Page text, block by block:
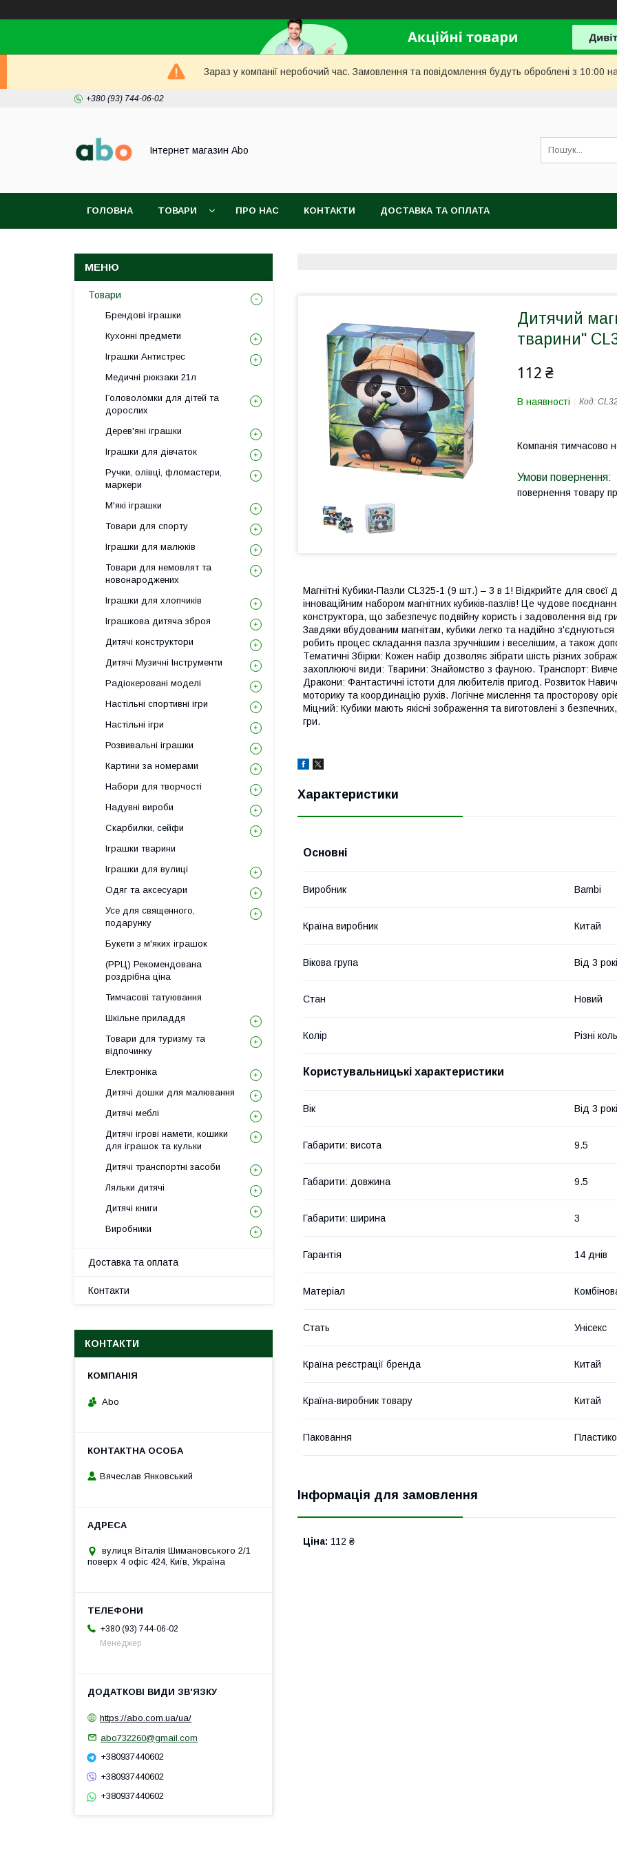
Зараз у компанії неробочий час. Замовлення та повідомлення будуть оброблені з 10:00
+380 (93) 744-06-02
Інтернет магазин Abo
ГОЛОВНА ТОВАРИ ПРО НАС КОНТАКТИ ДОСТАВКА ТА ОПЛАТА
Дитячий
тварини"
112 ₴
В наявності Код:
Компанія тимчасово
повернення товару
Магнітні Кубики-Пазли CL325-1 (9 шт.) – 3 в 1! Відкрийте для своєї
інноваційним набором магнітних кубиків-пазлів! Це чудове
конструктора, що забезпечує подвійну користь і задоволення від
Завдяки вбудованим магнітам, кубики легко та надійно
робить процес складання пазла зручнішим і веселішим, а також
Тематичні Збірки: Кожен набір дозволяє зібрати шість різних
захоплюючі види: Тварини: Знайомство з фауною. Транспорт:
Дракони: Фантастичні істоти для любителів пригод. Розвиток
моторику та координацію рухів. Логічне мислення та просторову
Міцний: Кубики мають якісні зображення та виготовлені з
гри.
Характеристики
Основні
Виробник Bambi
Країна виробник Китай
Вікова група Від 3
Стан Новий
Колір Різні
Користувальницькі характеристики
Вік Від 3
Габарити: висота 9.5
Габарити: довжина 9.5
Габарити: ширина 3
Гарантія 14 днів
Матеріал
Стать Унісекс
Країна реєстрації бренда Китай
Країна-виробник товару Китай
Паковання
Інформація для замовлення
Ціна: 112 ₴
Товари
Брендові іграшки
Кухонні предмети
Іграшки Антистрес
Медичні рюкзаки 21л
Головоломки для дітей та
дорослих
Дерев'яні іграшки
Іграшки для дівчаток
Ручки, олівці, фломастери,
маркери
М'які іграшки
Товари для спорту
Іграшки для малюків
Товари для немовлят та
новонароджених
Іграшки для хлопчиків
Іграшкова дитяча зброя
Дитячі конструктори
Дитячі Музичні Інструменти
Радіокеровані моделі
Настільні спортивні ігри
Настільні ігри
Розвивальні іграшки
Картини за номерами
Набори для творчості
Надувні вироби
Скарбилки, сейфи
Іграшки тварини
Іграшки для вулиці
Одяг та аксесуари
Усе для священного,
подарунку
Букети з м'яких іграшок
(РРЦ) Рекомендована
роздрібна ціна
Тимчасові татуювання
Шкільне приладдя
Товари для туризму та
відпочинку
Електроніка
Дитячі дошки для малювання
Дитячі меблі
Дитячі ігрові намети, кошики
для іграшок та кульки
Дитячі транспортні засоби
Ляльки дитячі
Дитячі книги
Виробники
Доставка та оплата
Контакти
КОНТАКТИ
Abo
Вячеслав Янковський
вулиця Віталія Шимановського 2/1
поверх 4 офіс 424, Київ, Україна
+380 (93) 744-06-02
Менеджер
https://abo.com.ua/ua/
abo732260@gmail.com
+380937440602
+380937440602
+380937440602